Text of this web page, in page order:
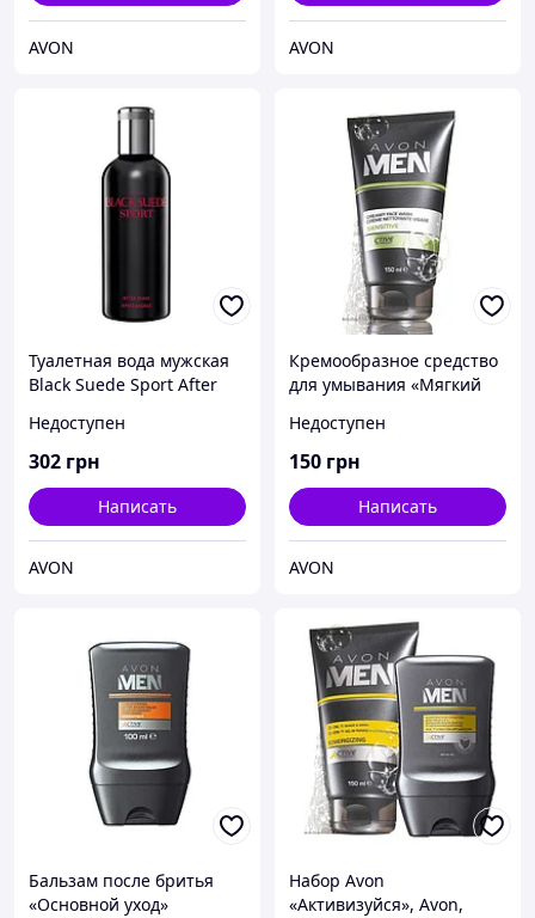
AVON AVON
Туалетная вода мужская
Black Suede Sport After
Сюэд Спорт после бритья
Эйвон, 72232,
Недоступен
302 грн
Написать
AVON
Кремообразное средство
для умывания «Мягкий
Недоступен
150 грн
Написать
AVON
Бальзам после бритья
«Основной уход»
Набор Avon
«Активизуйся», Avon,